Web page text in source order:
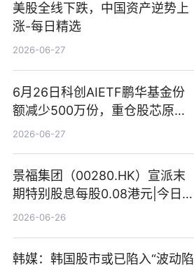
美股全线下跌，中国资产逆势上
涨-每日精选
2026-06-27
6月26日科创AIETF鹏华基金份
额减少500万份，重仓股芯原股
份、寒武纪、澜起科技 观速讯
2026-06-27
景福集团（00280.HK）宣派末
期特别股息每股0.08港元|今日快
看
2026-06-26
韩媒：韩国股市或已陷入“波动陷